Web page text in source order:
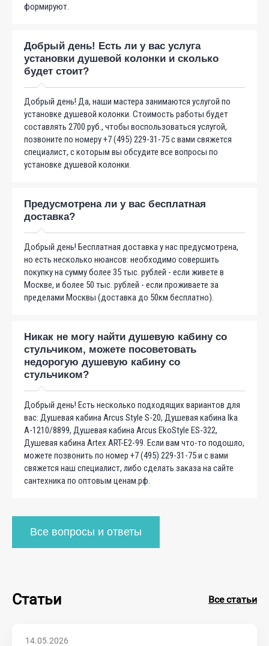
формируют.
Добрый день! Есть ли у вас услуга
установки душевой колонки и сколько
будет стоит?
Добрый день! Да, наши мастера занимаются услугой по
установке душевой колонки. Стоимость работы будет
составлять 2700 руб., чтобы воспользоваться услугой,
позвоните по номеру +7 (495) 229-31-75 с вами свяжется
специалист, с которым вы обсудите все вопросы по
установке душевой колонки.
Предусмотрена ли у вас бесплатная
доставка?
Добрый день! Бесплатная доставка у нас предусмотрена,
но есть несколько нюансов: необходимо совершить
покупку на сумму более 35 тыс. рублей - если живете в
Москве, и более 50 тыс. рублей - если проживаете за
пределами Москвы (доставка до 50км бесплатно).
Никак не могу найти душевую кабину со
стульчиком, можете посоветовать
недорогую душевую кабину со
стульчиком?
Добрый день! Есть несколько подходящих вариантов для
вас: Душевая кабина Arcus Style S-20, Душевая кабина Ika
A-1210/8899, Душевая кабина Arcus EkoStyle ES-322,
Душевая кабина Artex ART-E2-99. Если вам что-то подошло,
можете позвонить по номер +7 (495) 229-31-75 и с вами
свяжется наш специалист, либо сделать заказа на сайте
сантехника по оптовым ценам.рф.
Все вопросы и ответы
Статьи Все статьи
14.05.2026